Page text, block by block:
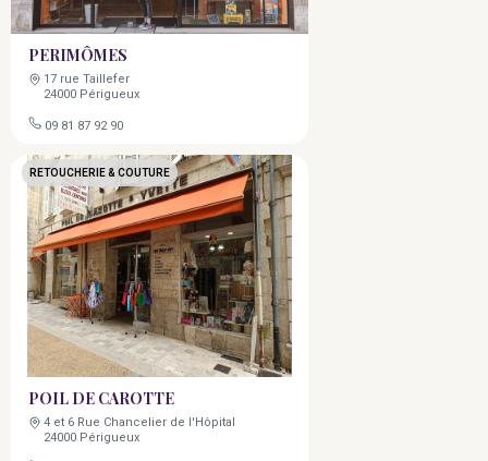
PERIMÔMES
17 rue Taillefer
24000 Périgueux
09 81 87 92 90
POIL DE CAROTTE
4 et 6 Rue Chancelier de l'Hôpital
24000 Périgueux
RETOUCHERIE & COUTURE